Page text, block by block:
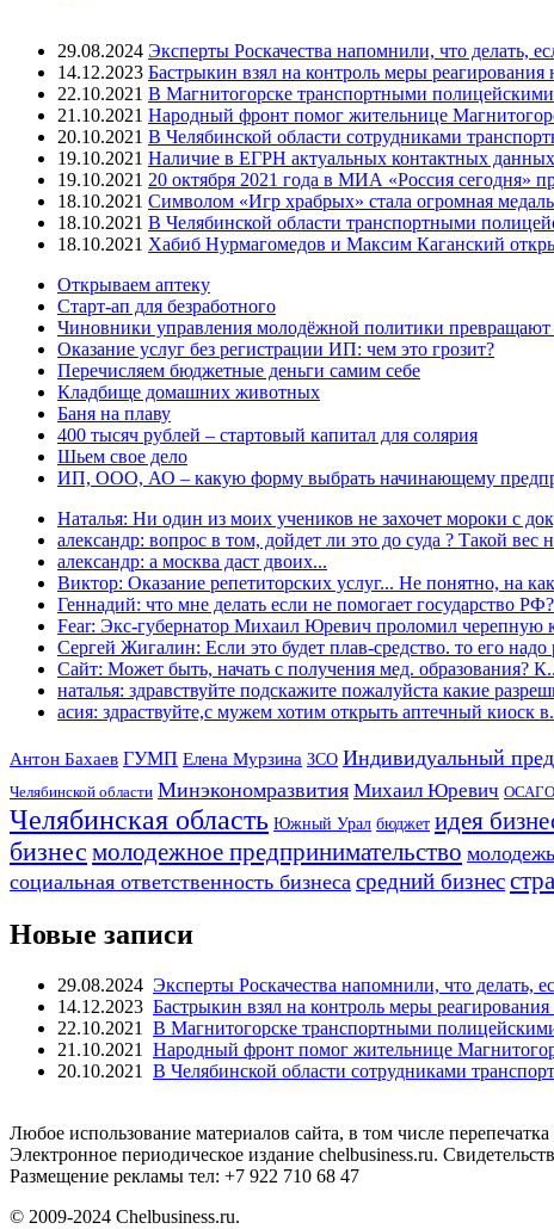
29.08.2024 Эксперты Роскачества напомнили, что делать,
14.12.2023 Бастрыкин взял на контроль меры
22.10.2021 В Магнитогорске транспортными полицейскими
21.10.2021 Народный фронт помог жительнице
20.10.2021 В Челябинской области сотрудниками
19.10.2021 Наличие в ЕГРН актуальных контактных данных
19.10.2021 20 октября 2021 года в МИА «Россия сегодня»
18.10.2021 Символом «Игр храбрых» стала огромная
18.10.2021 В Челябинской области транспортными
18.10.2021 Хабиб Нурмагомедов и Максим Каганский
Открываем аптеку
Старт-ап для безработного
Чиновники управления молодёжной политики превращают
Оказание услуг без регистрации ИП: чем это грозит?
Перечисляем бюджетные деньги самим себе
Кладбище домашних животных
Баня на плаву
400 тысяч рублей – стартовый капитал для солярия
Шьем свое дело
ИП, ООО, АО – какую форму выбрать начинающему
Наталья: Ни один из моих учеников не захочет мороки с
александр: вопрос в том, дойдет ли это до суда ? Такой вес
александр: а москва даст двоих...
Виктор: Оказание репетиторских услуг... Не понятно, на
Геннадий: что мне делать если не помогает государство РФ?
Fear: Экс-губернатор Михаил Юревич проломил черепную
Сергей Жигалин: Если это будет плав-средство. то его надо
Сайт: Может быть, начать с получения мед. образования?
наталья: здравствуйте подскажите пожалуйста какие
асия: здраствуйте,с мужем хотим открыть аптечный киоск
Антон Бахаев ГУМП Елена Мурзина ЗСО Индивидуальный
Челябинской области Минэкономразвития Михаил Юревич ОСАГО
Челябинская область Южный Урал бюджет идея
бизнес молодежное предпринимательство молодежь
социальная ответственность бизнеса средний бизнес
Новые записи
29.08.2024 Эксперты Роскачества напомнили, что делать,
14.12.2023 Бастрыкин взял на контроль меры
22.10.2021
В Магнитогорске транспортными
21.10.2021
Народный фронт помог жительнице
20.10.2021
В Челябинской области сотрудниками
Любое использование материалов сайта, в том числе
Электронное периодическое издание chelbusiness.ru.
Размещение рекламы тел: +7 922 710 68 47
© 2009-2024 Chelbusiness.ru.